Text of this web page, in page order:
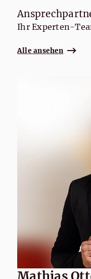
Ihr Experten-
Alle ansehen